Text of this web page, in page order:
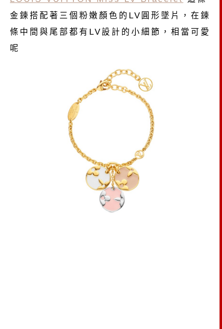
金鍊搭配著三個粉嫩顏色的LV圓形墜片，在鍊
條中間與尾部都有LV設計的小細節，相當可愛
呢